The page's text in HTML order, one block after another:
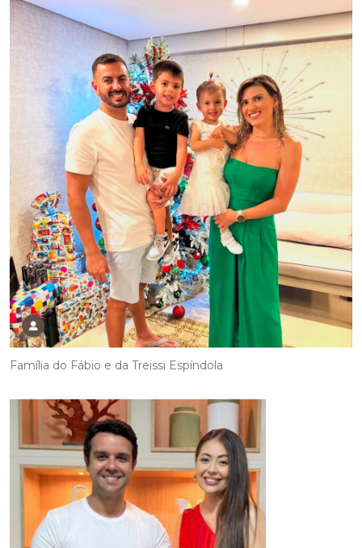
Família do Fábio e da Treissi Espíndola